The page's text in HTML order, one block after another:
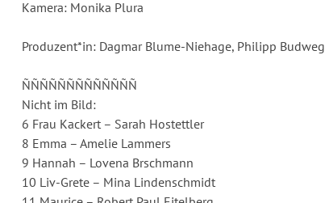
Kamera: Monika Plura
Produzent*in: Dagmar Blume-Niehage, Philipp Budweg
ÑÑÑÑÑÑÑÑÑÑÑÑÑ
Nicht im Bild:
6 Frau Kackert – Sarah Hostettler
8 Emma – Amelie Lammers
9 Hannah – Lovena Brschmann
10 Liv-Grete – Mina Lindenschmidt